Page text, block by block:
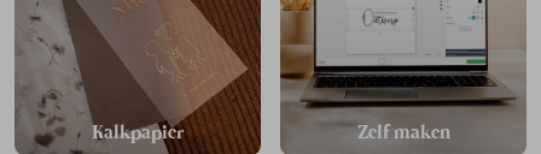
Kalkpapier Zelf maken